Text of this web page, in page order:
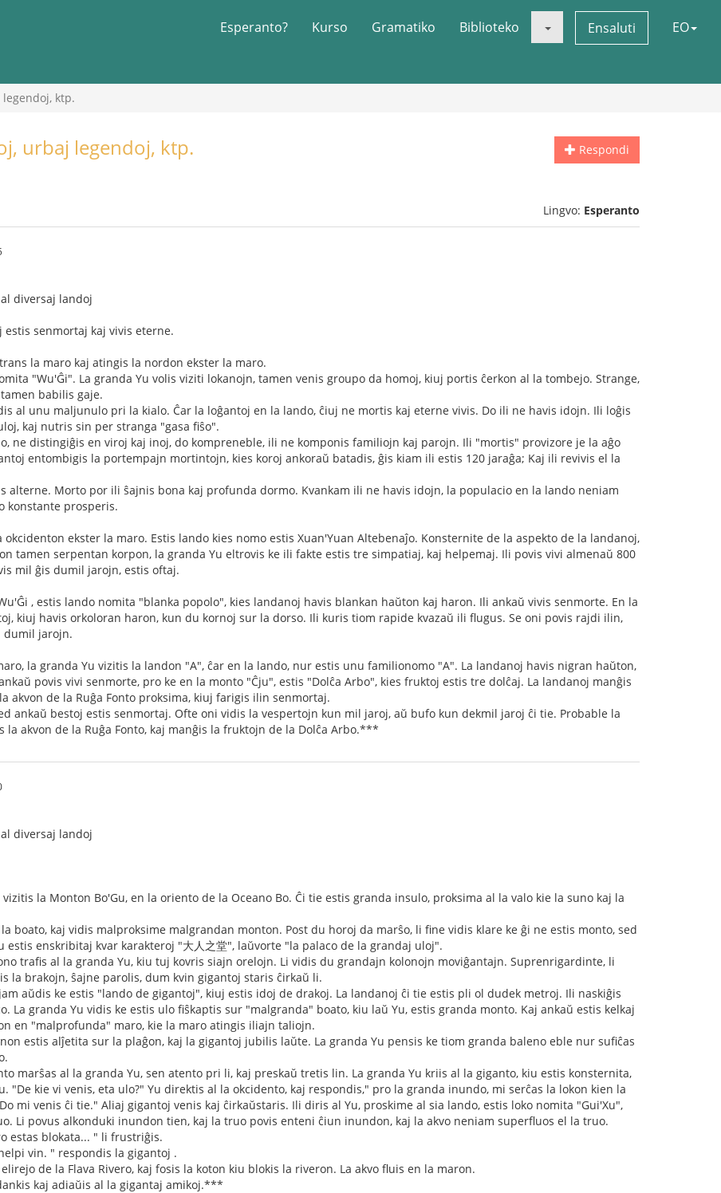
Esperanto? Kurso Gramatiko Biblioteko Ensaluti EO
ktp.
Respondi
urbaj legendoj, ktp.
Lingvo: Esperanto
diversaj landoj
estis senmortaj kaj vivis eterne.
la maro kaj atingis la nordon ekster la maro.
"Wu'Ĝi". La granda Yu volis viziti lokanojn, tamen venis groupo da homoj, kiuj portis ĉerkon al la tombejo. Strange,
babilis gaje.
al unu maljunulo pri la kialo. Ĉar la loĝantoj en la lando, ĉiuj ne mortis kaj eterne vivis. Do ili ne havis idojn. Ili loĝis
kaj nutris sin per stranga "gasa fiŝo".
ne distingiĝis en viroj kaj inoj, do kompreneble, ili ne komponis familiojn kaj parojn. Ili "mortis" provizore je la aĝo
entombigis la portempajn mortintojn, kies koroj ankoraŭ batadis, ĝis kiam ili estis 120 jaraĝa; Kaj ili revivis el la
alterne. Morto por ili ŝajnis bona kaj profunda dormo. Kvankam ili ne havis idojn, la populacio en la lando neniam
konstante prosperis.
okcidenton ekster la maro. Estis lando kies nomo estis Xuan'Yuan Altebenaĵo. Konsternite de la aspekto de la landanoj,
tamen serpentan korpon, la granda Yu eltrovis ke ili fakte estis tre simpatiaj, kaj helpemaj. Ili povis vivi almenaŭ 800
mil ĝis dumil jarojn, estis oftaj.
, estis lando nomita "blanka popolo", kies landanoj havis blankan haŭton kaj haron. Ili ankaŭ vivis senmorte. En la
kiuj havis orkoloran haron, kun du kornoj sur la dorso. Ili kuris tiom rapide kvazaŭ ili flugus. Se oni povis rajdi ilin,
dumil jarojn.
la granda Yu vizitis la landon "A", ĉar en la lando, nur estis unu familionomo "A". La landanoj havis nigran haŭton,
povis vivi senmorte, pro ke en la monto "Ĉju", estis "Dolĉa Arbo", kies fruktoj estis tre dolĉaj. La landanoj manĝis
akvon de la Ruĝa Fonto proksima, kiuj farigis ilin senmortaj.
ankaŭ bestoj estis senmortaj. Ofte oni vidis la vespertojn kun mil jaroj, aŭ bufo kun dekmil jaroj ĉi tie. Probable la
la akvon de la Ruĝa Fonto, kaj manĝis la fruktojn de la Dolĉa Arbo.***
diversaj landoj
la Monton Bo'Gu, en la oriento de la Oceano Bo. Ĉi tie estis granda insulo, proksima al la valo kie la suno kaj la
boato, kaj vidis malproksime malgrandan monton. Post du horoj da marŝo, li fine vidis klare ke ĝi ne estis monto, sed
estis enskribitaj kvar karakteroj "大人之堂", laŭvorte "la palaco de la grandaj uloj".
trafis al la granda Yu, kiu tuj kovris siajn orelojn. Li vidis du grandajn kolonojn moviĝantajn. Suprenrigardinte, li
la brakojn, ŝajne parolis, dum kvin gigantoj staris ĉirkaŭ li.
aŭdis ke estis "lando de gigantoj", kiuj estis idoj de drakoj. La landanoj ĉi tie estis pli ol dudek metroj. Ili naskiĝis
La granda Yu vidis ke estis ulo fiŝkaptis sur "malgranda" boato, kiu laŭ Yu, estis granda monto. Kaj ankaŭ estis kelkaj
en "malprofunda" maro, kie la maro atingis iliajn taliojn.
estis alĵetita sur la plaĝon, kaj la gigantoj jubilis laŭte. La granda Yu pensis ke tiom granda baleno eble nur sufiĉas
marŝas al la granda Yu, sen atento pri li, kaj preskaŭ tretis lin. La granda Yu kriis al la giganto, kiu estis konsternita,
"De kie vi venis, eta ulo?" Yu direktis al la okcidento, kaj respondis," pro la granda inundo, mi serĉas la lokon kien la
mi venis ĉi tie." Aliaj gigantoj venis kaj ĉirkaŭstaris. Ili diris al Yu, proskime al sia lando, estis loko nomita "Gui'Xu",
Li povus alkonduki inundon tien, kaj la truo povis enteni ĉiun inundon, kaj la akvo neniam superfluos el la truo.
estas blokata... " li frustriĝis.
vin. " respondis la gigantoj .
de la Flava Rivero, kaj fosis la koton kiu blokis la riveron. La akvo fluis en la maron.
kaj adiaŭis al la gigantaj amikoj.***